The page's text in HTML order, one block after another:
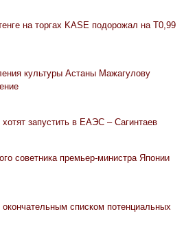
на торгах KASE подорожал на Т0,99
культуры Астаны Мажагулову
запустить в ЕАЭС – Сагинтаев
советника премьер-министра Японии
списком потенциальных